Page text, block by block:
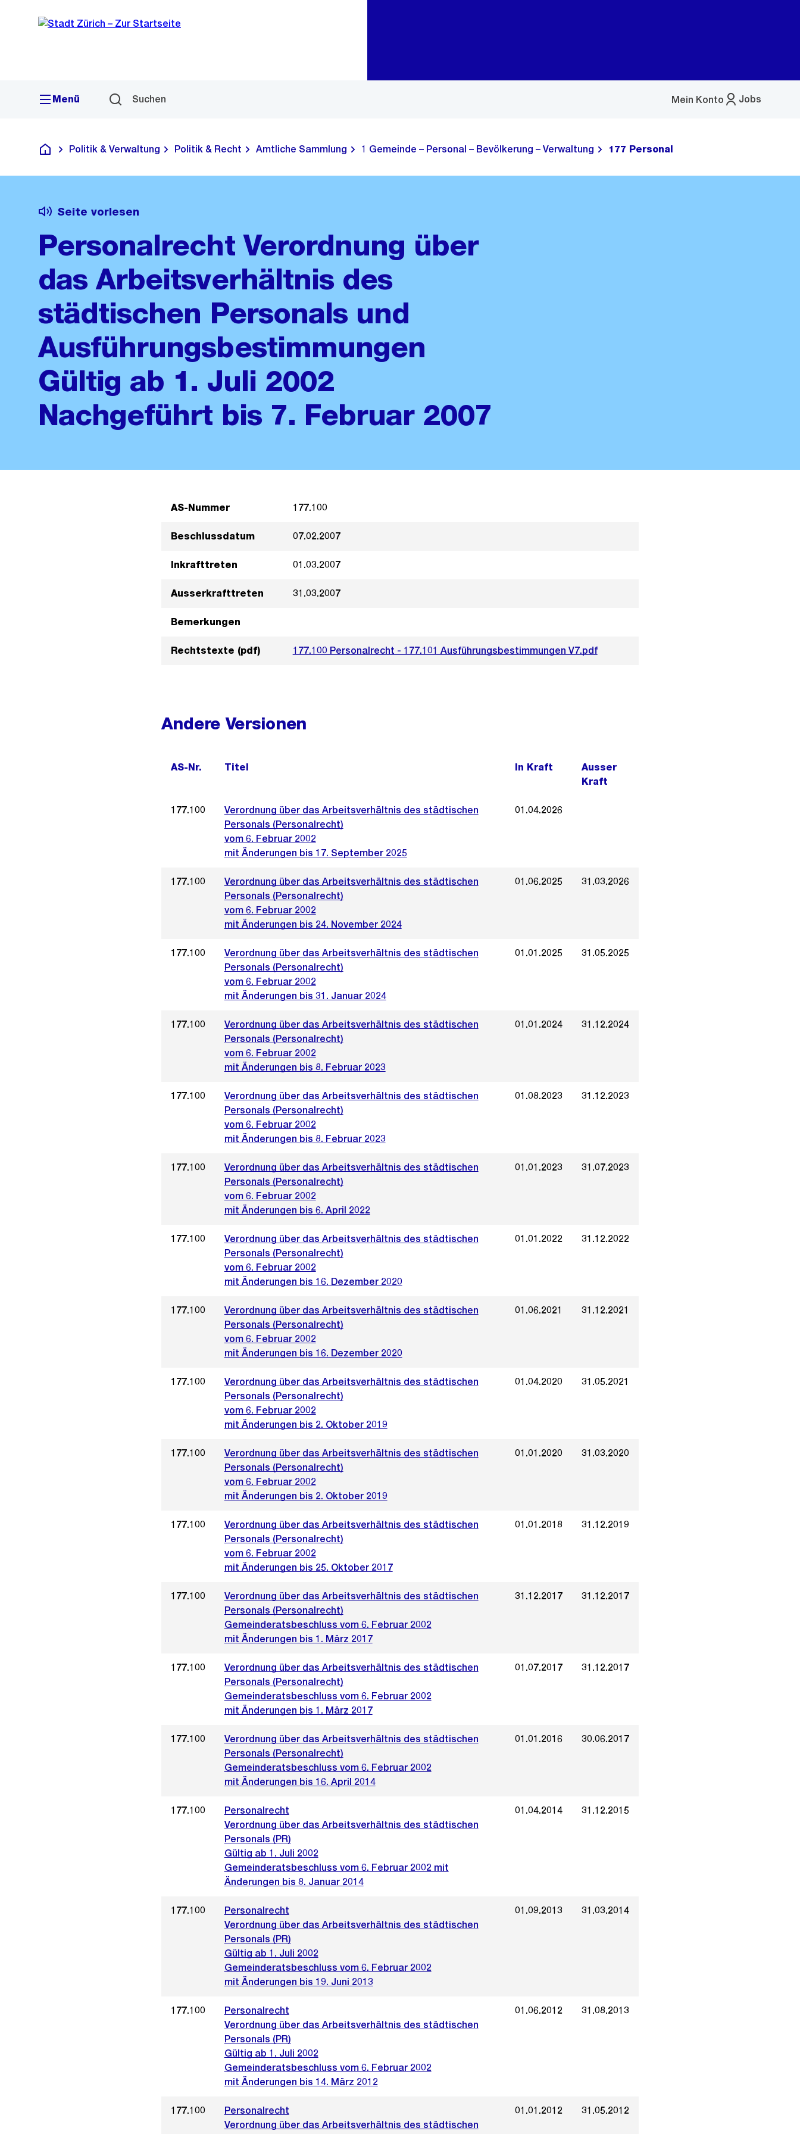
Navigation
Sprunglink
Menü Suchen Jobs
Mein Konto
Menü
Deutsch
Politik & Verwaltung Politik & Recht Amtliche Sammlung 1 Gemeinde – Personal – Bevölkerung – Verwaltung 177 Personal
Seite vorlesen
Personalrecht Verordnung über
das Arbeitsverhältnis des
städtischen Personals und
Ausführungsbestimmungen
Gültig ab 1. Juli 2002
Nachgeführt bis 7. Februar 2007
AS-Nummer 177.100
Beschlussdatum 07.02.2007
Inkrafttreten 01.03.2007
Ausserkrafttreten 31.03.2007
Bemerkungen
Rechtstexte (pdf) 177.100 Personalrecht - 177.101 Ausführungsbestimmungen V7.pdf
Andere Versionen
AS-Nr. Titel In Kraft
Ausser
Kraft
177.100
Verordnung über das Arbeitsverhältnis des städtischen
Personals (Personalrecht)
vom 6. Februar 2002
mit Änderungen bis 17. September 2025
01.04.2026
177.100
Verordnung über das Arbeitsverhältnis des städtischen
Personals (Personalrecht)
vom 6. Februar 2002
mit Änderungen bis 24. November 2024
01.06.2025 31.03.2026
177.100
Verordnung über das Arbeitsverhältnis des städtischen
Personals (Personalrecht)
vom 6. Februar 2002
mit Änderungen bis 31. Januar 2024
01.01.2025 31.05.2025
177.100
Verordnung über das Arbeitsverhältnis des städtischen
Personals (Personalrecht)
vom 6. Februar 2002
mit Änderungen bis 8. Februar 2023
01.01.2024 31.12.2024
177.100
Verordnung über das Arbeitsverhältnis des städtischen
Personals (Personalrecht)
vom 6. Februar 2002
mit Änderungen bis 8. Februar 2023
01.08.2023 31.12.2023
177.100
Verordnung über das Arbeitsverhältnis des städtischen
Personals (Personalrecht)
vom 6. Februar 2002
mit Änderungen bis 6. April 2022
01.01.2023 31.07.2023
177.100
Verordnung über das Arbeitsverhältnis des städtischen
Personals (Personalrecht)
vom 6. Februar 2002
mit Änderungen bis 16. Dezember 2020
01.01.2022 31.12.2022
177.100
Verordnung über das Arbeitsverhältnis des städtischen
Personals (Personalrecht)
vom 6. Februar 2002
mit Änderungen bis 16. Dezember 2020
01.06.2021 31.12.2021
177.100
Verordnung über das Arbeitsverhältnis des städtischen
Personals (Personalrecht)
vom 6. Februar 2002
mit Änderungen bis 2. Oktober 2019
01.04.2020 31.05.2021
177.100
Verordnung über das Arbeitsverhältnis des städtischen
Personals (Personalrecht)
vom 6. Februar 2002
mit Änderungen bis 2. Oktober 2019
01.01.2020 31.03.2020
177.100
Verordnung über das Arbeitsverhältnis des städtischen
Personals (Personalrecht)
vom 6. Februar 2002
mit Änderungen bis 25. Oktober 2017
01.01.2018 31.12.2019
177.100
Verordnung über das Arbeitsverhältnis des städtischen
Personals (Personalrecht)
Gemeinderatsbeschluss vom 6. Februar 2002
mit Änderungen bis 1. März 2017
31.12.2017 31.12.2017
177.100
Verordnung über das Arbeitsverhältnis des städtischen
Personals (Personalrecht)
Gemeinderatsbeschluss vom 6. Februar 2002
mit Änderungen bis 1. März 2017
01.07.2017 31.12.2017
177.100
Verordnung über das Arbeitsverhältnis des städtischen
Personals (Personalrecht)
Gemeinderatsbeschluss vom 6. Februar 2002
mit Änderungen bis 16. April 2014
01.01.2016 30.06.2017
177.100
Personalrecht
Verordnung über das Arbeitsverhältnis des städtischen
Personals (PR)
Gültig ab 1. Juli 2002
Gemeinderatsbeschluss vom 6. Februar 2002 mit
Änderungen bis 8. Januar 2014
01.04.2014 31.12.2015
177.100
Personalrecht
Verordnung über das Arbeitsverhältnis des städtischen
Personals (PR)
Gültig ab 1. Juli 2002
Gemeinderatsbeschluss vom 6. Februar 2002
mit Änderungen bis 19. Juni 2013
01.09.2013 31.03.2014
177.100
Personalrecht
Verordnung über das Arbeitsverhältnis des städtischen
Personals (PR)
Gültig ab 1. Juli 2002
Gemeinderatsbeschluss vom 6. Februar 2002
mit Änderungen bis 14. März 2012
01.06.2012 31.08.2013
177.100
Personalrecht
Verordnung über das Arbeitsverhältnis des städtischen
01.01.2012 31.05.2012